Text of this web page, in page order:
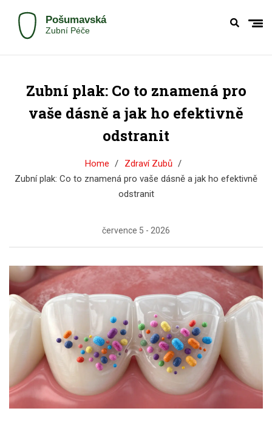
Zubní plak: Co to znamená pro
vaše dásně a jak ho efektivně
odstranit
Home
Zdraví Zubů
Zubní plak: Co to znamená pro vaše dásně a jak ho efektivně
odstranit
července 5 - 2026